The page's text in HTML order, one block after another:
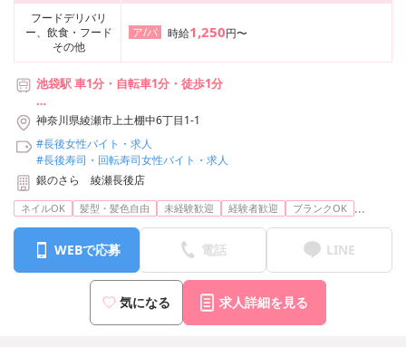
フードデリバリ
ー、飲食・フード
その他
ア/パ 時給1,250円〜
池袋駅 車1分・自転車1分・徒歩1分
【利用可能な路線】
・JR山手線 池袋駅
・JR湘南新宿ライン 池袋駅
・JR埼京線 池袋駅
・東京メトロ丸ノ内線 池袋駅
・東京メトロ有楽町線 池袋駅
・西武池袋線 池袋駅
・東京メトロ副都心線 池袋駅
神奈川県綾瀬市上土棚中6丁目1-1
#長後女性バイト・求人
#長後寿司・回転寿司女性バイト・求人
銀のさら 綾瀬長後店
ネイルOK 髪型・髪色自由 未経験歓迎 経験者歓迎 ブランクOK ...
WEBで応募 電話 LINE
気になる 求人詳細を見る